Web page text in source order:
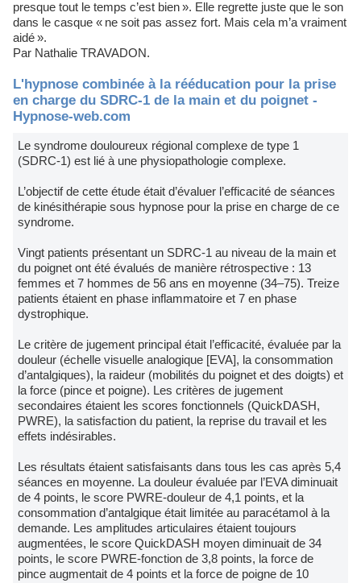
presque tout le temps c’est bien ». Elle regrette juste que le son
dans le casque « ne soit pas assez fort. Mais cela m’a vraiment
aidé ».
Par Nathalie TRAVADON.
L'hypnose combinée à la rééducation pour la prise
en charge du SDRC-1 de la main et du poignet -
Hypnose-web.com
Le syndrome douloureux régional complexe de type 1
(SDRC-1) est lié à une physiopathologie complexe.
L’objectif de cette étude était d’évaluer l’efficacité de séances
de kinésithérapie sous hypnose pour la prise en charge de ce
syndrome.
Vingt patients présentant un SDRC-1 au niveau de la main et
du poignet ont été évalués de manière rétrospective : 13
femmes et 7 hommes de 56 ans en moyenne (34–75). Treize
patients étaient en phase inflammatoire et 7 en phase
dystrophique.
Le critère de jugement principal était l’efficacité, évaluée par la
douleur (échelle visuelle analogique [EVA], la consommation
d’antalgiques), la raideur (mobilités du poignet et des doigts) et
la force (pince et poigne). Les critères de jugement
secondaires étaient les scores fonctionnels (QuickDASH,
PWRE), la satisfaction du patient, la reprise du travail et les
effets indésirables.
Les résultats étaient satisfaisants dans tous les cas après 5,4
séances en moyenne. La douleur évaluée par l’EVA diminuait
de 4 points, le score PWRE-douleur de 4,1 points, et la
consommation d’antalgique était limitée au paracétamol à la
demande. Les amplitudes articulaires étaient toujours
augmentées, le score QuickDASH moyen diminuait de 34
points, le score PWRE-fonction de 3,8 points, la force de
pince augmentait de 4 points et la force de poigne de 10